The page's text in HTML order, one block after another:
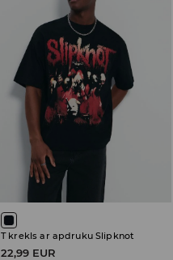
T krekls ar apdruku Slipknot
22,99 EUR